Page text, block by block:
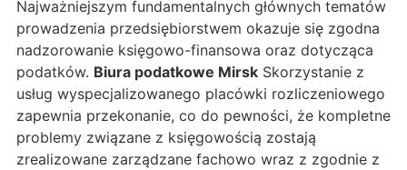
Najważniejszym fundamentalnych głównych tematów
prowadzenia przedsiębiorstwem okazuje się zgodna
nadzorowanie księgowo-finansowa oraz dotycząca
podatków. Biura podatkowe Mirsk Skorzystanie z
usług wyspecjalizowanego placówki rozliczeniowego
zapewnia przekonanie, co do pewności, że kompletne
problemy związane z księgowością zostają
zrealizowane zarządzane fachowo wraz z zgodnie z